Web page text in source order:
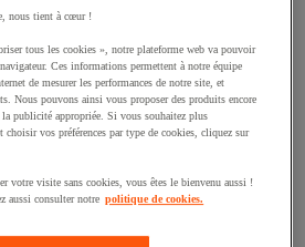
nous tient à cœur !
tous les cookies », notre plateforme web va pouvoir
Ces informations permettent à notre équipe
de mesurer les performances de notre site, et
Nous pouvons ainsi vous proposer des produits encore
la publicité appropriée. Si vous souhaitez plus
vos préférences par type de cookies, cliquez sur
votre visite sans cookies, vous êtes le bienvenu aussi !
aussi consulter notre politique de cookies.